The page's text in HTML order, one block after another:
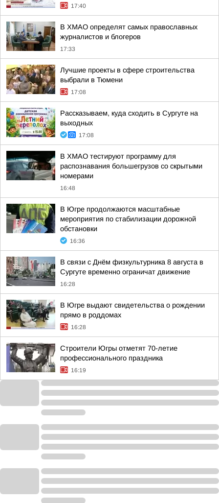
17:40
В ХМАО определят самых православных
журналистов и блогеров
17:33
Лучшие проекты в сфере строительства
выбрали в Тюмени
17:08
Рассказываем, куда сходить в Сургуте на
выходных
17:08
В ХМАО тестируют программу для
распознавания большегрузов со скрытыми
номерами
16:48
В Югре продолжаются масштабные
мероприятия по стабилизации дорожной
обстановки
16:36
В связи с Днём физкультурника 8 августа в
Сургуте временно ограничат движение
16:28
В Югре выдают свидетельства о рождении
прямо в роддомах
16:28
Строители Югры отметят 70-летие
профессионального праздника
16:19